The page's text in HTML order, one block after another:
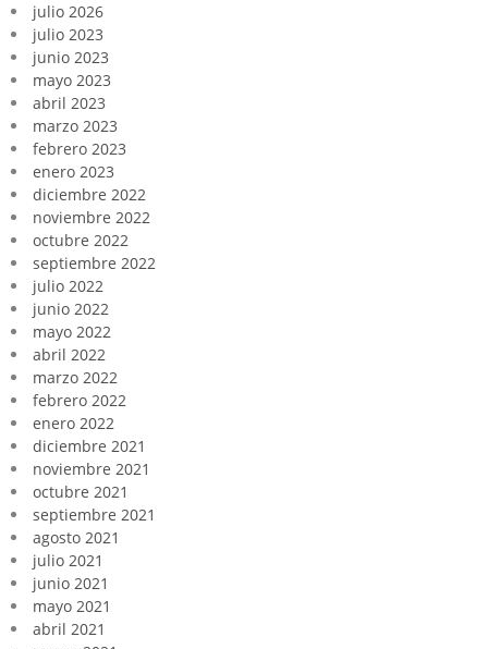
julio 2026
julio 2023
junio 2023
mayo 2023
abril 2023
marzo 2023
febrero 2023
enero 2023
diciembre 2022
noviembre 2022
octubre 2022
septiembre 2022
julio 2022
junio 2022
mayo 2022
abril 2022
marzo 2022
febrero 2022
enero 2022
diciembre 2021
noviembre 2021
octubre 2021
septiembre 2021
agosto 2021
julio 2021
junio 2021
mayo 2021
abril 2021